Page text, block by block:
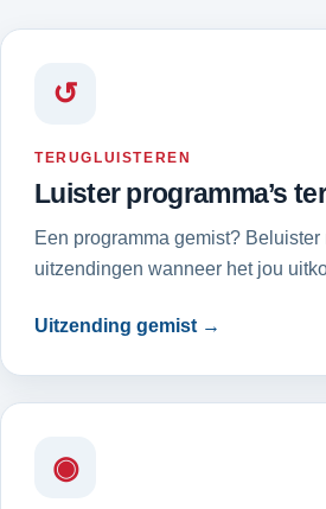
↺
TERUGLUISTEREN
Luister programma’s
Een programma gemist? Beluister
uitzendingen wanneer het jou
Uitzending gemist →
◉